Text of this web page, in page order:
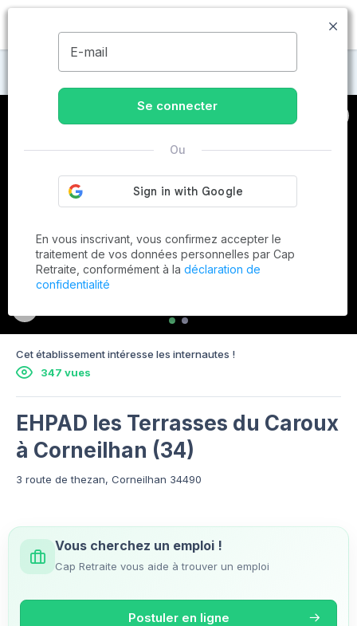
MENU
Maisons de retraite à Corneilhan
Cet établissement intéresse les internautes !
347 vues
EHPAD les Terrasses du Caroux
à Corneilhan (34)
3 route de thezan, Corneilhan 34490
Vous cherchez un emploi !
Cap Retraite vous aide à trouver un emploi
Postuler en ligne
E-mail
Se connecter
Ou
En vous inscrivant, vous confirmez accepter le
traitement de vos données personnelles par Cap
Retraite, conformément à la déclaration de
confidentialité